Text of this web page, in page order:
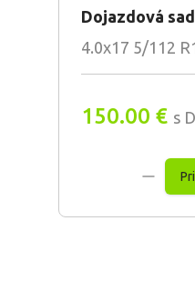
Dojazdová
4.0x17 5/112
150.00 € s